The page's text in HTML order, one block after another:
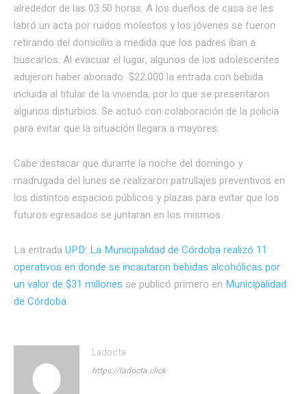
alrededor de las 03:50 horas. A los dueños de casa se les
labró un acta por ruidos molestos y los jóvenes se fueron
retirando del domicilio a medida que los padres iban a
buscarlos. Al evacuar el lugar, algunos de los adolescentes
adujeron haber abonado $22.000 la entrada con bebida
incluida al titular de la vivienda, por lo que se presentaron
algunos disturbios. Se actuó con colaboración de la policía
para evitar que la situación llegara a mayores.
Cabe destacar que durante la noche del domingo y
madrugada del lunes se realizaron patrullajes preventivos en
los distintos espacios públicos y plazas para evitar que los
futuros egresados se juntaran en los mismos.
La entrada UPD: La Municipalidad de Córdoba realizó 11
operativos en donde se incautaron bebidas alcohólicas por
un valor de $31 millones se publicó primero en Municipalidad
de Córdoba.
Ladocta
https://ladocta.click